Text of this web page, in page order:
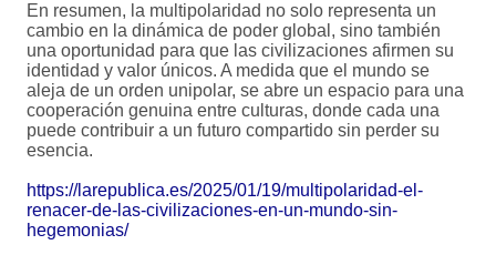
En resumen, la multipolaridad no solo representa un
cambio en la dinámica de poder global, sino también
una oportunidad para que las civilizaciones afirmen su
identidad y valor únicos. A medida que el mundo se
aleja de un orden unipolar, se abre un espacio para una
cooperación genuina entre culturas, donde cada una
puede contribuir a un futuro compartido sin perder su
esencia.
https://larepublica.es/2025/01/19/multipolaridad-el-
renacer-de-las-civilizaciones-en-un-mundo-sin-
hegemonias/